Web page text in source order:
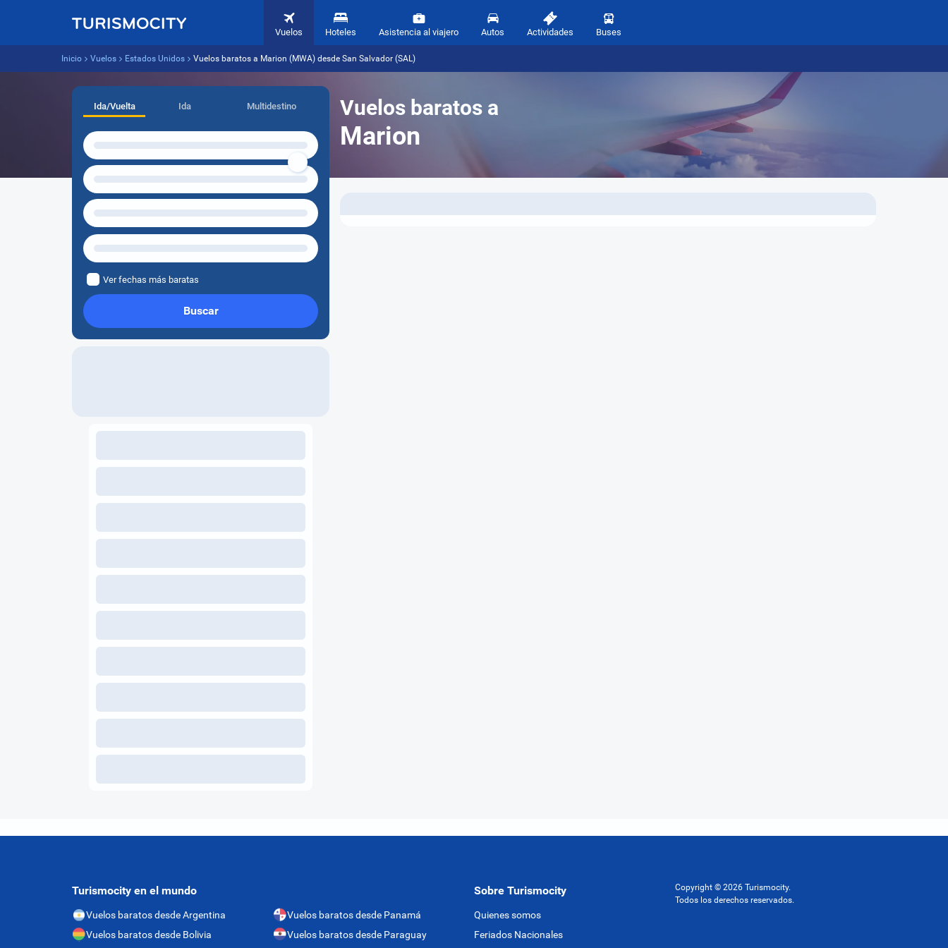
Vuelos Hoteles Asistencia al viajero Autos Actividades Buses
Inicio Vuelos Estados Unidos Vuelos baratos a Marion (MWA) desde San Salvador (SAL)
Vuelos baratos a
Marion
Ida/Vuelta Ida Multidestino
Ver fechas más baratas
Buscar
Turismocity en el mundo
Vuelos baratos desde Argentina
Vuelos baratos desde Bolivia
Vuelos baratos desde Panamá
Vuelos baratos desde Paraguay
Sobre Turismocity
Quienes somos
Feriados Nacionales
Copyright © 2026 Turismocity.
Todos los derechos reservados.